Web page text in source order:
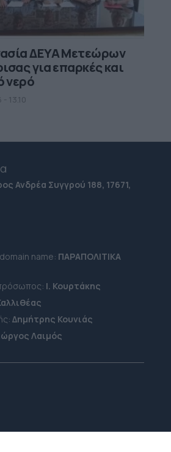
ΔΕΥΑ Μετεώρων
για επαρκές και
νερό
13.10
Ανδρέα Συγγρού 188, 17671,
name: ΠΑΡΑΠΟΛΙΤΙΚΑ
Ι. Κουρτάκης
Δημήτρης Κουνιάς
Λαιμός